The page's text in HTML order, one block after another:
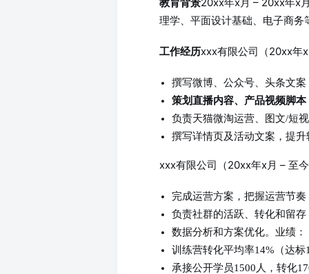
教育背景
理学、平面设计基础、电子商务
工作经历xxx有限公司（20xx年
撰写微博、公众号、头条文
策划直播内容、产品视频脚本
负责天猫微淘运营、图文/短
撰写详情页及活动文案，提升
xxx有限公司（20xx年x月 – 至
完成运营方案，把握运营节奏
负责社群的活跃、转化和留存
数据分析和方案优化。 业绩：
训练营转化平均率14%（达标
承接公开学员1500人，转化